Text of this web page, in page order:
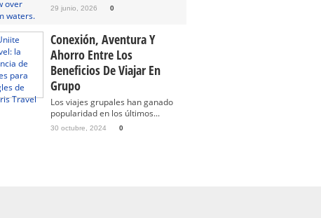
29 junio, 2026 0
Conexión, Aventura Y
Ahorro Entre Los
Beneficios De Viajar En
Grupo
Los viajes grupales han ganado
popularidad en los últimos...
30 octubre, 2024 0